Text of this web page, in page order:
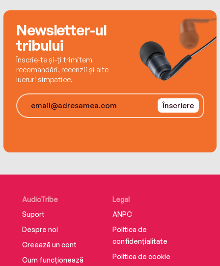
Newsletter-ul
tribului
Înscrie-te și-ți trimitem
recomandări, recenzii și alte
lucruri simpatice.
Înscriere
AudioTribe
Suport
Despre noi
Creează un cont
Cum funcționează
Legal
ANPC
Politica de
confidențialitate
Politica de cookie